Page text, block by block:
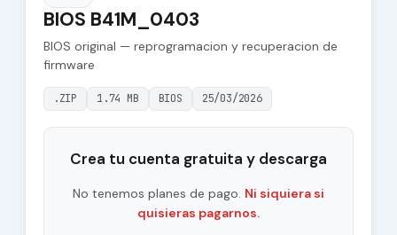
BIOS B41M_0403
BIOS original — reprogramacion y recuperacion de
firmware
.ZIP 1.74 MB BIOS 25/03/2026
Crea tu cuenta gratuita y descarga
No tenemos planes de pago. Ni siquiera si
quisieras pagarnos.